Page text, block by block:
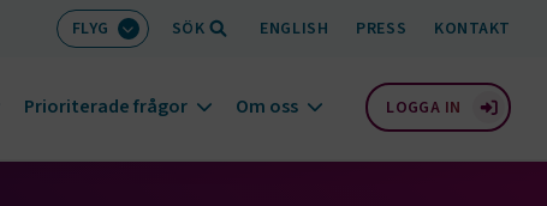
FLYG SÖK ENGLISH PRESS KONTAKT
Prioriterade frågor Om oss LOGGA IN